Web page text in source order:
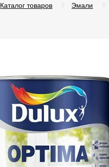
Каталог товаров Эмали